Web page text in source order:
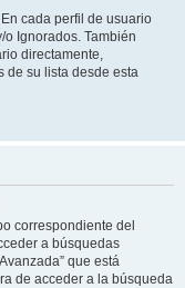
cada perfil de usuario
Ignorados. También
directamente,
de su lista desde esta
correspondiente del
a búsquedas
que está
de acceder a la búsqueda